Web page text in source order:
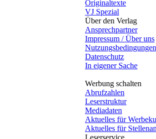
Originaltexte
VJ Spezial
Über den Verlag
Ansprechpartner
Impressum / Über uns
Nutzungsbedingungen
Datenschutz
In eigener Sache
Werbung schalten
Abrufzahlen
Leserstruktur
Mediadaten
Aktuelles für
Aktuelles für
Leserservice